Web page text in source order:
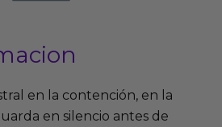
en la contención, en la
en silencio antes de